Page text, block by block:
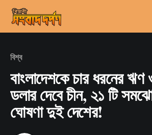
বিশ্ব
বাংলাদেশকে চার ধরনের ঋণ
ডলার দেবে চীন, ২১ টি
ঘোষণা দুই দেশের!